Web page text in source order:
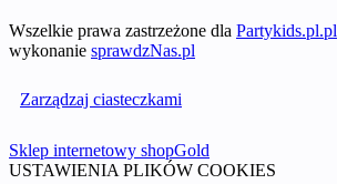
Wszelkie prawa zastrzeżone dla Partykids.pl.pl
wykonanie sprawdzNas.pl
Zarządzaj ciasteczkami
Sklep internetowy shopGold
USTAWIENIA PLIKÓW COOKIES